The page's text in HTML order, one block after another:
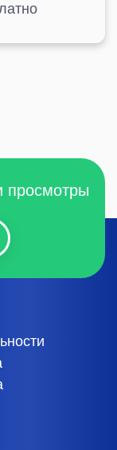
просмотры